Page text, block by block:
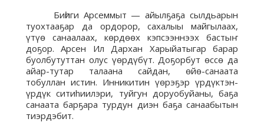
Биһиги Арсеммыт — айылҕаҕа сылдьарын
туохтааҕар да ордорор, сахалыы майгылаах,
үтүө санаалаах, көрдөөх кэпсээннээх бастыҥ
доҕор. Арсен Ил Дархан Харыйатыгар барар
буолбутуттан олус үөрдүбүт. Доҕорбут өссө да
айар-тутар талаана сайдан, өйө-санаата
тобуллан истин. Инникитин үөрэҕэр үрдүктэн-
үрдүк ситиhиилэри, туйгун доруобуйаны, баҕа
санаата барҕара турдун диэн баҕа санаабытын
тиэрдэбит.